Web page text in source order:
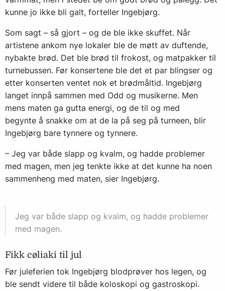
kunne jo ikke bli galt, forteller Ingebjørg.
Som sagt – så gjort – og de ble ikke skuffet. Når
artistene ankom nye lokaler ble de møtt av duftende,
nybakte brød. Det ble brød til frokost, og matpakker til
turnebussen. Før konsertene ble det et par blingser og
etter konserten ventet nok et brødmåltid. Ingebjørg
langet innpå sammen med Odd og musikerne. Men
mens maten ga gutta energi, og de til og med
begynte å snakke om at de la på seg på turneen, blir
Ingebjørg bare tynnere og tynnere.
– Jeg var både slapp og kvalm, og hadde problemer
med magen, men jeg tenkte ikke at det kunne ha noen
sammenheng med maten, sier Ingebjørg.
Jeg var både slapp og kvalm, og hadde problemer
med magen.
Fikk cøliaki til jul
Før juleferien tok Ingebjørg blodprøver hos legen, og
ble sendt videre til både koloskopi og gastroskopi.